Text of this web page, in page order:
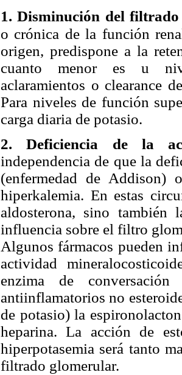
1. Disminución del
o crónica de la función
origen, predispone a la
cuanto menor es u
aclaramientos o clearance
Para niveles de función
carga diaria de potasio.
2.
Deficiencia de la
independencia de que la
(enfermedad de Addison)
hiperkalemia. En estas
aldosterona, sino
influencia sobre el filtro
Algunos fármacos pueden
actividad
enzima de
antiinflamatorios no
de potasio) la
heparina. La acción de
hiperpotasemia será tanto
filtrado glomerular.